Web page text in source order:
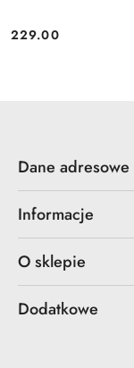
Cena:
229.00
Dane adresowe
Informacje
O sklepie
Dodatkowe